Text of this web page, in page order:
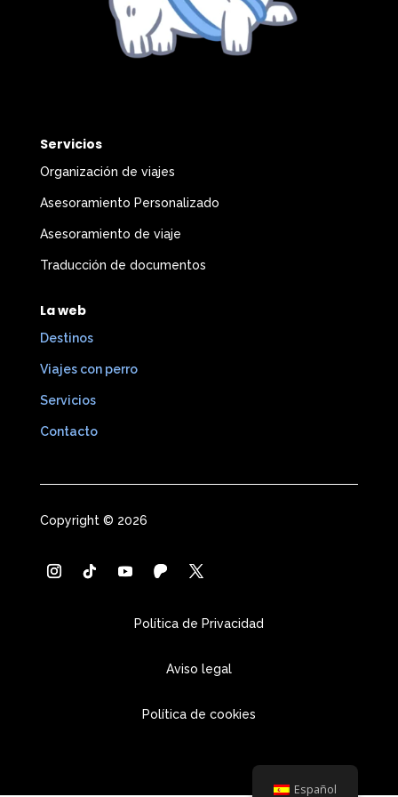
Servicios
Organización de viajes
Asesoramiento Personalizado
Asesoramiento de viaje
Traducción de documentos
La web
Destinos
Viajes con perro
Servicios
Contacto
Copyright © 2026
Política de Privacidad
Aviso legal
Política de cookies
Español